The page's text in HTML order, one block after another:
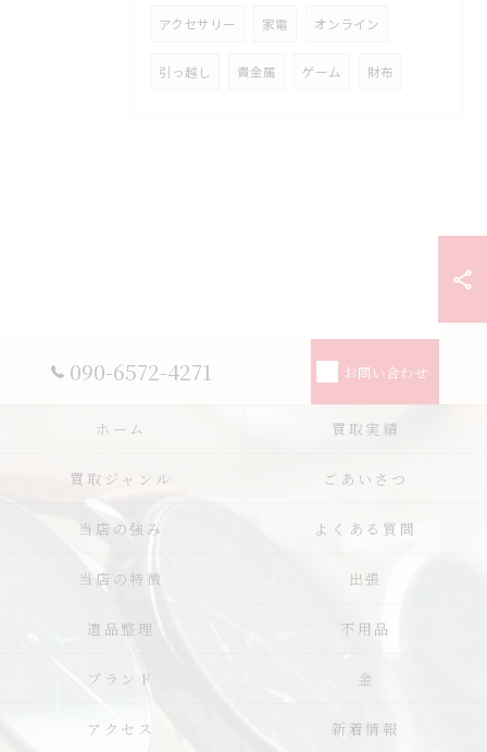
アクセサリー 家電 オンライン
引っ越し 貴金属 ゲーム 財布
090-6572-4271 お問い合わせ
ホーム 買取実績
買取ジャンル ごあいさつ
当店の強み よくある質問
当店の特徴 出張
遺品整理 不用品
ブランド 金
アクセス 新着情報